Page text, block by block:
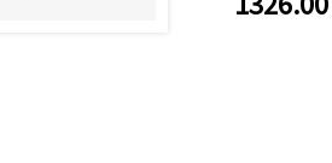
ajándékhoz